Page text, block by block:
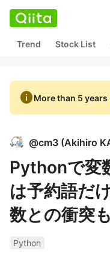
Trend Stock List
infoMore than 5
@cm3 (Akihiro
Pythonで変
は予約語だ
数との衝突
Python